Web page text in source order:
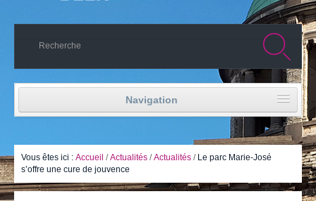
Navigation
Vie politique
Je vis
Vous êtes ici : Accueil /Actualités /Actualités / Le parc Marie-José
s’offre une cure de jouvence